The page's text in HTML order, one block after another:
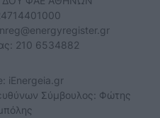
210 6534882
iEnergeia.gr
Σύμβουλος: Φώτης